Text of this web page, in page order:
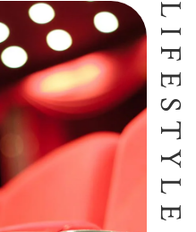
LIFESTYLE